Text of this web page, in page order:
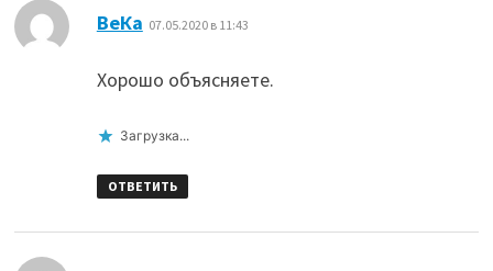
ВеКа 07.05.2020 в 11:43
Хорошо объясняете.
Загрузка...
ОТВЕТИТЬ